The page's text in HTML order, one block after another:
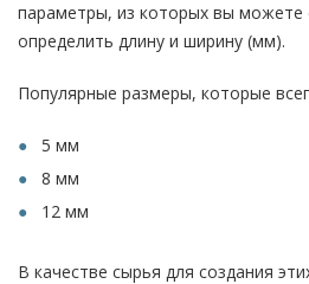
параметры, из которых вы можете
определить длину и ширину (мм).
Популярные размеры, которые
5 мм
8 мм
12 мм
В качестве сырья для создания